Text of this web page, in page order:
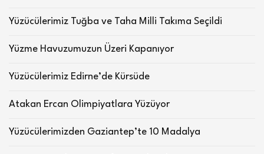
Yüzücülerimiz Tuğba ve Taha Milli Takıma Seçildi
Yüzme Havuzumuzun Üzeri Kapanıyor
Yüzücülerimiz Edirne’de Kürsüde
Atakan Ercan Olimpiyatlara Yüzüyor
Yüzücülerimizden Gaziantep’te 10 Madalya